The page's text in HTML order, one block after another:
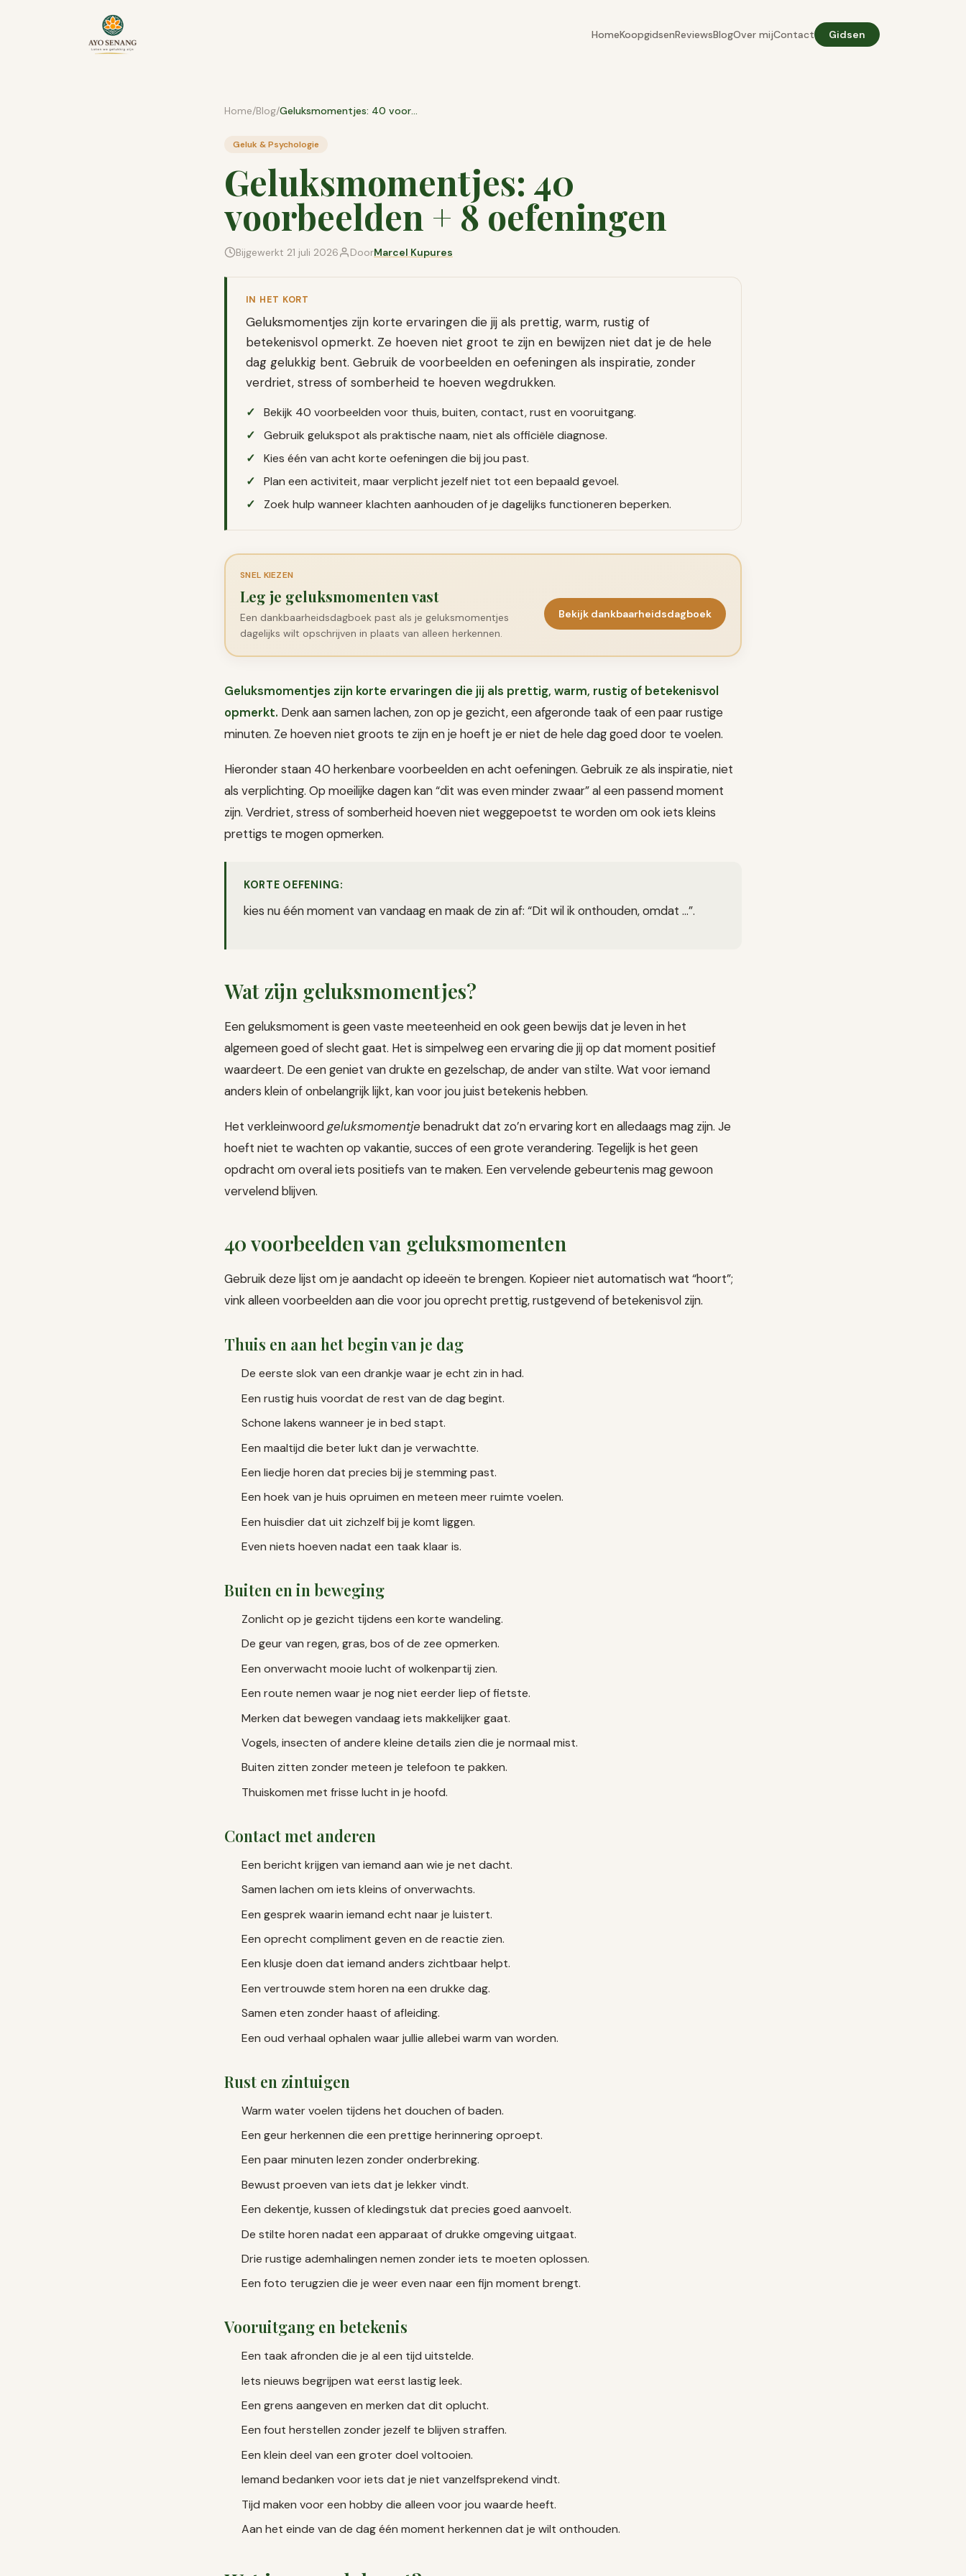
HomeKoopgidsenReviewsBlogOver mijContact Gidsen
Home/Blog/ Geluksmomentjes: 40 voorbeelden + 8 oefeningen
Geluk & Psychologie
Geluksmomentjes: 40
voorbeelden + 8 oefeningen
Bijgewerkt 21 juli 2026 DoorMarcel Kupures
IN HET KORT
Geluksmomentjes zijn korte ervaringen die jij als prettig, warm, rustig of
betekenisvol opmerkt. Ze hoeven niet groot te zijn en bewijzen niet dat je de hele
dag gelukkig bent. Gebruik de voorbeelden en oefeningen als inspiratie, zonder
verdriet, stress of somberheid te hoeven wegdrukken.
Bekijk 40 voorbeelden voor thuis, buiten, contact, rust en vooruitgang.
Gebruik gelukspot als praktische naam, niet als officiële diagnose.
Kies één van acht korte oefeningen die bij jou past.
Plan een activiteit, maar verplicht jezelf niet tot een bepaald gevoel.
Zoek hulp wanneer klachten aanhouden of je dagelijks functioneren beperken.
SNEL KIEZEN
Leg je geluksmomenten vast
Een dankbaarheidsdagboek past als je geluksmomentjes
dagelijks wilt opschrijven in plaats van alleen herkennen.
Bekijk dankbaarheidsdagboek
Geluksmomentjes zijn korte ervaringen die jij als prettig, warm, rustig of betekenisvol
opmerkt. Denk aan samen lachen, zon op je gezicht, een afgeronde taak of een paar rustige
minuten. Ze hoeven niet groots te zijn en je hoeft je er niet de hele dag goed door te voelen.
Hieronder staan 40 herkenbare voorbeelden en acht oefeningen. Gebruik ze als inspiratie, niet
als verplichting. Op moeilijke dagen kan “dit was even minder zwaar” al een passend moment
zijn. Verdriet, stress of somberheid hoeven niet weggepoetst te worden om ook iets kleins
prettigs te mogen opmerken.
KORTE OEFENING:
kies nu één moment van vandaag en maak de zin af: “Dit wil ik onthouden, omdat …”.
Wat zijn geluksmomentjes?
Een geluksmoment is geen vaste meeteenheid en ook geen bewijs dat je leven in het
algemeen goed of slecht gaat. Het is simpelweg een ervaring die jij op dat moment positief
waardeert. De een geniet van drukte en gezelschap, de ander van stilte. Wat voor iemand
anders klein of onbelangrijk lijkt, kan voor jou juist betekenis hebben.
Het verkleinwoordgeluksmomentje benadrukt dat zo’n ervaring kort en alledaags mag zijn. Je
hoeft niet te wachten op vakantie, succes of een grote verandering. Tegelijk is het geen
opdracht om overal iets positiefs van te maken. Een vervelende gebeurtenis mag gewoon
vervelend blijven.
40 voorbeelden van geluksmomenten
Gebruik deze lijst om je aandacht op ideeën te brengen. Kopieer niet automatisch wat “hoort”;
vink alleen voorbeelden aan die voor jou oprecht prettig, rustgevend of betekenisvol zijn.
Thuis en aan het begin van je dag
De eerste slok van een drankje waar je echt zin in had.
Een rustig huis voordat de rest van de dag begint.
Schone lakens wanneer je in bed stapt.
Een maaltijd die beter lukt dan je verwachtte.
Een liedje horen dat precies bij je stemming past.
Een hoek van je huis opruimen en meteen meer ruimte voelen.
Een huisdier dat uit zichzelf bij je komt liggen.
Even niets hoeven nadat een taak klaar is.
Buiten en in beweging
Zonlicht op je gezicht tijdens een korte wandeling.
De geur van regen, gras, bos of de zee opmerken.
Een onverwacht mooie lucht of wolkenpartij zien.
Een route nemen waar je nog niet eerder liep of fietste.
Merken dat bewegen vandaag iets makkelijker gaat.
Vogels, insecten of andere kleine details zien die je normaal mist.
Buiten zitten zonder meteen je telefoon te pakken.
Thuiskomen met frisse lucht in je hoofd.
Contact met anderen
Een bericht krijgen van iemand aan wie je net dacht.
Samen lachen om iets kleins of onverwachts.
Een gesprek waarin iemand echt naar je luistert.
Een oprecht compliment geven en de reactie zien.
Een klusje doen dat iemand anders zichtbaar helpt.
Een vertrouwde stem horen na een drukke dag.
Samen eten zonder haast of afleiding.
Een oud verhaal ophalen waar jullie allebei warm van worden.
Rust en zintuigen
Warm water voelen tijdens het douchen of baden.
Een geur herkennen die een prettige herinnering oproept.
Een paar minuten lezen zonder onderbreking.
Bewust proeven van iets dat je lekker vindt.
Een dekentje, kussen of kledingstuk dat precies goed aanvoelt.
De stilte horen nadat een apparaat of drukke omgeving uitgaat.
Drie rustige ademhalingen nemen zonder iets te moeten oplossen.
Een foto terugzien die je weer even naar een fijn moment brengt.
Vooruitgang en betekenis
Een taak afronden die je al een tijd uitstelde.
Iets nieuws begrijpen wat eerst lastig leek.
Een grens aangeven en merken dat dit oplucht.
Een fout herstellen zonder jezelf te blijven straffen.
Een klein deel van een groter doel voltooien.
Iemand bedanken voor iets dat je niet vanzelfsprekend vindt.
Tijd maken voor een hobby die alleen voor jou waarde heeft.
Aan het einde van de dag één moment herkennen dat je wilt onthouden.